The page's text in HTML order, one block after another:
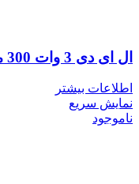
ال ای دی 3 وات 300 میلی آمپر ،COB سفید مهتابی
اطلاعات بیشتر
نمایش سریع
ناموجود